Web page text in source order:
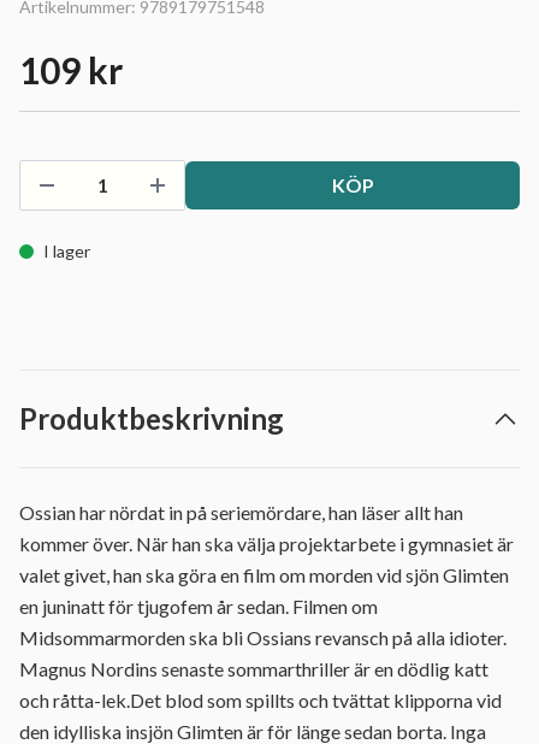
Artikelnummer: 9789179751548
109 kr
KÖP
I lager
Produktbeskrivning
Ossian har nördat in på seriemördare, han läser allt han
kommer över. När han ska välja projektarbete i gymnasiet är
valet givet, han ska göra en film om morden vid sjön Glimten
en juninatt för tjugofem år sedan. Filmen om
Midsommarmorden ska bli Ossians revansch på alla idioter.
Magnus Nordins senaste sommarthriller är en dödlig katt
och råtta-lek.Det blod som spillts och tvättat klipporna vid
den idylliska insjön Glimten är för länge sedan borta. Inga